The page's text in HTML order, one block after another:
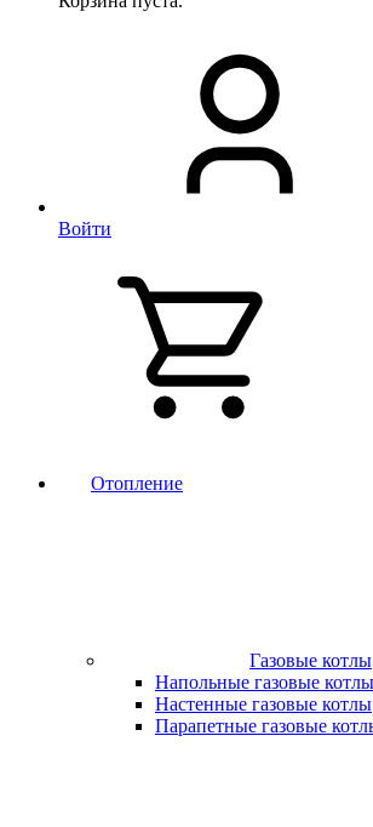
Войти
Отопление
Газовые котлы
Напольные газовые котлы
Настенные газовые котлы
Парапетные газовые